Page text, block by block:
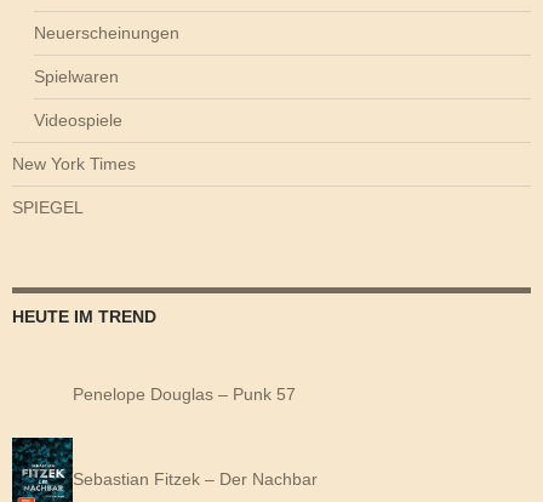
Neuerscheinungen
Spielwaren
Videospiele
New York Times
SPIEGEL
HEUTE IM TREND
Penelope Douglas – Punk 57
Sebastian Fitzek – Der Nachbar